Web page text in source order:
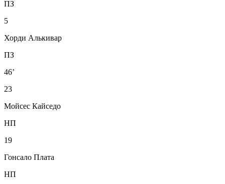
ПЗ
5
Хорди Алькивар
ПЗ
46’
23
Мойсес Кайседо
НП
19
Гонсало Плата
НП